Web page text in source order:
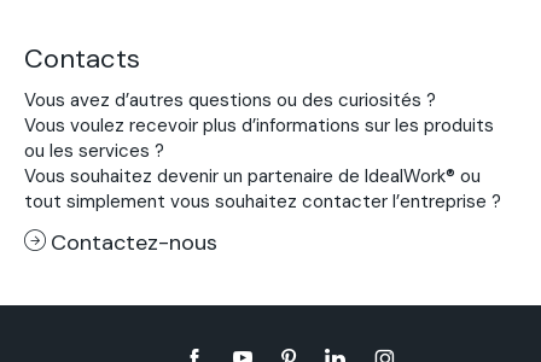
Contacts
Vous avez d’autres questions ou des curiosités ?
Vous voulez recevoir plus d’informations sur les produits
ou les services ?
Vous souhaitez devenir un partenaire de IdealWork® ou
tout simplement vous souhaitez contacter l’entreprise ?
Contactez-nous